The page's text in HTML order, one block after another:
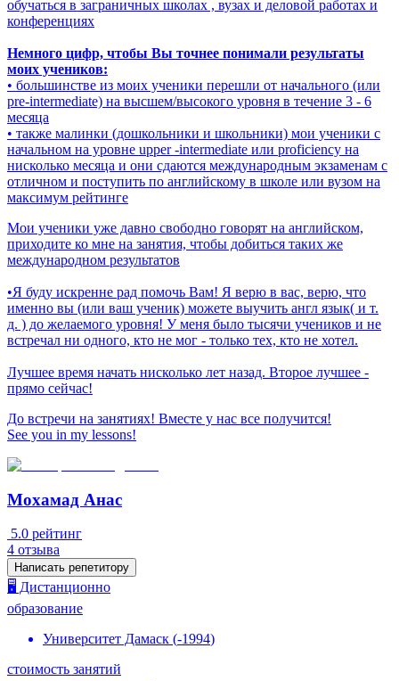
обучаться в заграничных школах , вузах и деловой работах и
конференциях
Немного цифр, чтобы Вы точнее понимали результаты
моих учеников:
• большинстве из моих ученики перешли от начального (или
pre-intermediate) на высшем/высокого уровня в течение 3 - 6
месяца
• также малинки (дошкольники и школьники) мои ученики с
начальном на уровне upper -intermediate или proficiency на
нисколько месяца и они сдаются международным экзаменам с
отличном и поступить по английскому в школе или вузом на
максимум рейтинге
Мои ученики уже давно свободно говорят на английском,
приходите ко мне на занятия, чтобы добиться таких же
международном результатов
•Я буду искренне рад помочь Вам! Я верю в вас, верю, что
именно вы (или ваш ученик) можете выучить англ язык( и т.
д. ) до желаемого уровня! У меня было тысячи учеников и не
встречал ни одного, кто не мог - только тех, кто не хотел.
Лучшее время начать нисколько лет назад. Второе лучшее -
прямо сейчас!
До встречи на занятиях! Вместе у нас все получится!
See you in my lessons!
Мохамад Анас
5.0 рейтинг
4 отзыва
Написать репетитору
🖥️ Дистанционно
образование
Университет Дамаск (-1994)
стоимость занятий